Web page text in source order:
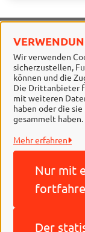
Wir verwenden
sicherzustellen,
können und die
Die Drittanbieter
mit weiteren
haben oder die
gesammelt haben.
Mehr erfahren
Nur mit
Der
Stadt
Alle Rechte